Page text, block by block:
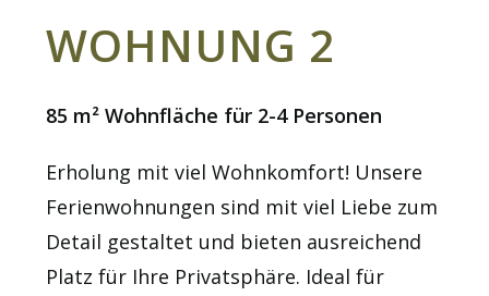
WOHNUNG 2
85 m² Wohnfläche für 2-4 Personen
Erholung mit viel Wohnkomfort! Unsere
Ferienwohnungen sind mit viel Liebe zum
Detail gestaltet und bieten ausreichend
Platz für Ihre Privatsphäre. Ideal für